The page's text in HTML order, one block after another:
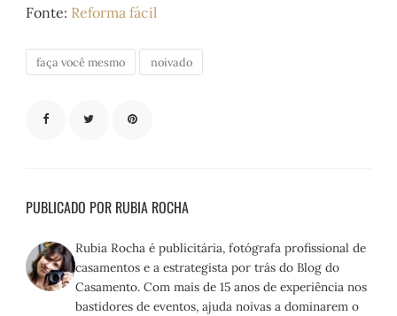
Fonte: Reforma fácil
faça você mesmo noivado
PUBLICADO POR RUBIA ROCHA
Rubia Rocha é publicitária, fotógrafa profissional de
casamentos e a estrategista por trás do Blog do
Casamento. Com mais de 15 anos de experiência nos
bastidores de eventos, ajuda noivas a dominarem o